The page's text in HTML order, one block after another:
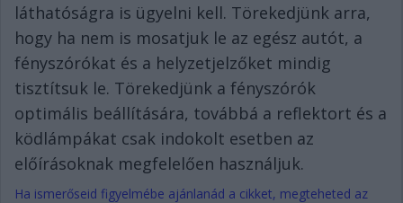
láthatóságra is ügyelni kell. Törekedjünk arra,
hogy ha nem is mosatjuk le az egész autót, a
fényszórókat és a helyzetjelzőket mindig
tisztítsuk le. Törekedjünk a fényszórók
optimális beállítására, továbbá a reflektort és a
ködlámpákat csak indokolt esetben az
előírásoknak megfelelően használjuk.
Ha ismerőseid figyelmébe ajánlanád a cikket, megteheted az